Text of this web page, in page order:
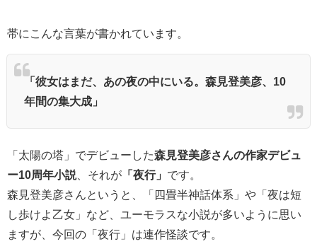
帯にこんな言葉が書かれています。
「彼女はまだ、あの夜の中にいる。森見登美彦、10
年間の集大成」
「太陽の塔」でデビューした森見登美彦さんの作家デビュ
ー10周年小説、それが 「夜行」 です。
森見登美彦さんというと、「四畳半神話体系」や「夜は短
し歩けよ乙女」など、ユーモラスな小説が多いように思い
ますが、今回の「夜行」は連作怪談です。